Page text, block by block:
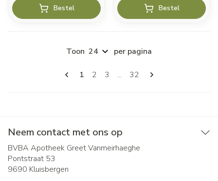
Bestel Bestel
Pagina's
U lees momenteel pagina
1 Pagina
2 Pagina
3 ... Pagina
32
Toon per pagina
Neem contact met ons op
BVBA Apotheek Greet Vanmeirhaeghe
Pontstraat 53
9690 Kluisbergen